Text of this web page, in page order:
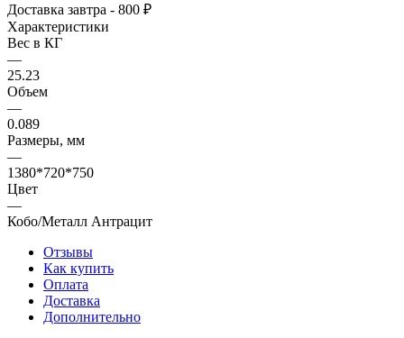
Доставка завтра - 800 ₽
Характеристики
Вес в КГ
—
25.23
Объем
—
0.089
Размеры, мм
—
1380*720*750
Цвет
—
Кобо/Металл Антрацит
Отзывы
Как купить
Оплата
Доставка
Дополнительно